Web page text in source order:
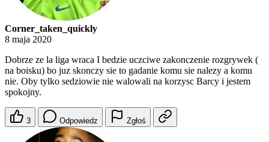
Corner_taken_quickly
8 maja 2020
Dobrze ze la liga wraca I bedzie uczciwe zakonczenie rozgrywek (
na boisku) bo juz skonczy sie to gadanie komu sie nalezy a komu
nie. Oby tylko sedziowie nie walowali na korzysc Barcy i jestem
spokojny.
3 Odpowiedz Zgłoś